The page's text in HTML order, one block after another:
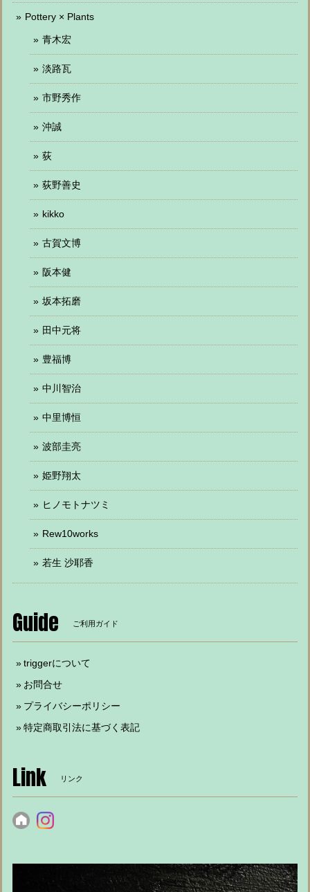
Pottery × Plants
青木宏
淡路瓦
市野秀作
沖誠
荻
荻野善史
kikko
古賀文博
阪本健
坂本拓磨
田中元将
豊福博
中川智治
中里博恒
波部圭亮
姫野翔太
ヒノモトナツミ
Rew10works
若生 沙耶香
Guide ご利用ガイド
triggerについて
お問合せ
プライバシーポリシー
特定商取引法に基づく表記
Link リンク